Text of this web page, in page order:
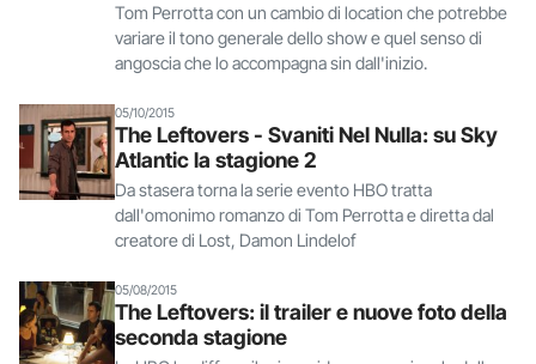
Tom Perrotta con un cambio di location che potrebbe
variare il tono generale dello show e quel senso di
angoscia che lo accompagna sin dall'inizio.
05/10/2015
The Leftovers - Svaniti Nel Nulla: su Sky
Atlantic la stagione 2
Da stasera torna la serie evento HBO tratta
dall'omonimo romanzo di Tom Perrotta e diretta dal
creatore di Lost, Damon Lindelof
05/08/2015
The Leftovers: il trailer e nuove foto della
seconda stagione